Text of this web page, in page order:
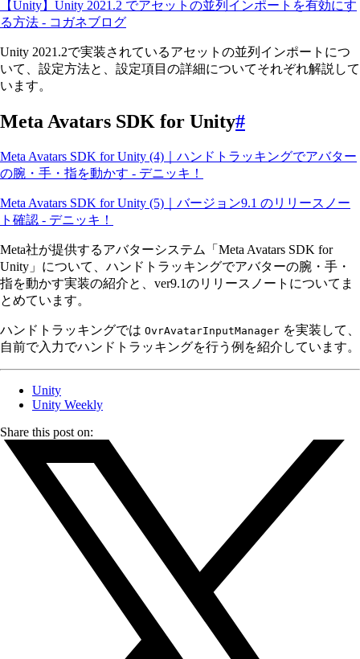
【Unity】Unity 2021.2 でアセットの並列インポートを有効にす
る方法 - コガネブログ
Unity 2021.2で実装されているアセットの並列インポートにつ
いて、設定方法と、設定項目の詳細についてそれぞれ解説して
います。
Meta Avatars SDK for Unity#
Meta Avatars SDK for Unity (4)｜ハンドトラッキングでアバター
の腕・手・指を動かす - デニッキ！
Meta Avatars SDK for Unity (5)｜バージョン9.1 のリリースノー
ト確認 - デニッキ！
Meta社が提供するアバターシステム「Meta Avatars SDK for
Unity」について、ハンドトラッキングでアバターの腕・手・
指を動かす実装の紹介と、ver9.1のリリースノートについてま
とめています。
ハンドトラッキングでは OvrAvatarInputManager を実装して、
自前で入力でハンドトラッキングを行う例を紹介しています。
Unity
Unity Weekly
Share this post on: